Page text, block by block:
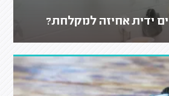
ידית אחיזה למקלחת?